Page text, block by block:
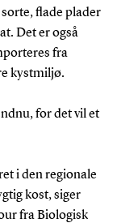
flade plader
Det er også
fra
kystmiljø.
for det vil et
i den regionale
kost, siger
fra Biologisk